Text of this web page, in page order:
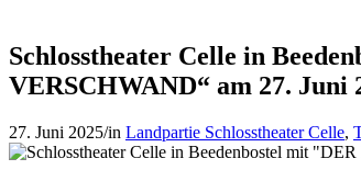
Schlosstheater Celle in
VERSCHWAND“ am 27. Juni
27. Juni 2025/in Landpartie Schlosstheater Celle,